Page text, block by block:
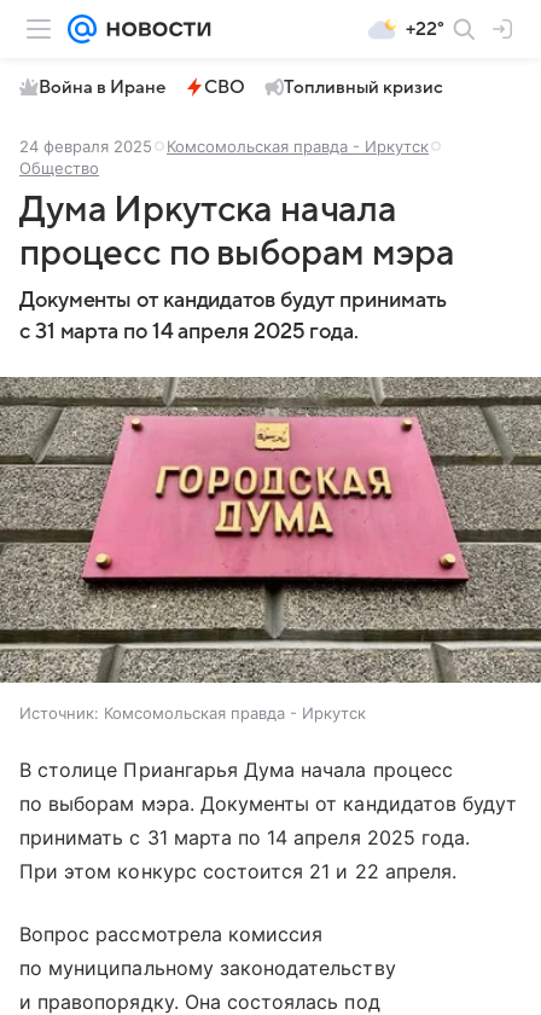
+22°
Война в Иране СВО Топливный кризис
24 февраля 2025
Комсомольская правда - Иркутск
Общество
Дума Иркутска начала
процесс по выборам мэра
Документы от кандидатов будут принимать
с 31 марта по 14 апреля 2025 года.
Источник: Комсомольская правда - Иркутск
В столице Приангарья Дума начала процесс
по выборам мэра. Документы от кандидатов будут
принимать с 31 марта по 14 апреля 2025 года.
При этом конкурс состоится 21 и 22 апреля.
Вопрос рассмотрела комиссия
по муниципальному законодательству
и правопорядку. Она состоялась под